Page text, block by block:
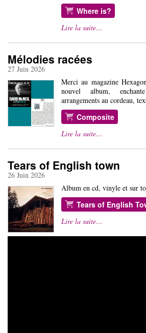
Where is?
Lire la suite…
Mélodies racées
27 Juin 2026
Merci au magazine
nouvel album,
arrangements au cordeau,
Composite
Lire la suite…
Tears of English town
26 Juin 2026
Album en cd, vinyle et sur
Tears of English
Lire la suite…